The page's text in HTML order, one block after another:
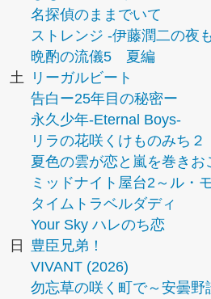
名探偵のままでいて
ストレンジ -伊藤潤二の夜
晩酌の流儀5 夏編
土
リーガルビート
告白ー25年目の秘密ー
永久少年-Eternal Boys-
リラの花咲くけものみち２
夏色の雲が恋と嵐を巻きお
ミッドナイト屋台2～ル・
タイムトラベルダディ
Your Sky ハレのち恋
日
豊臣兄弟！
VIVANT (2026)
勿忘草の咲く町で～安曇野